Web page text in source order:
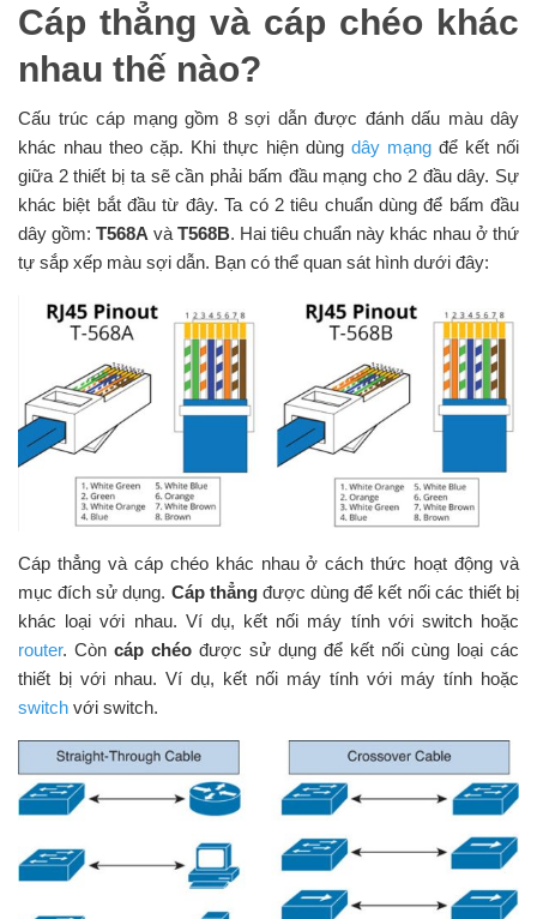
Cáp thẳng và cáp chéo khác
nhau thế nào?
Cấu trúc cáp mạng gồm 8 sợi dẫn được đánh dấu màu dây
khác nhau theo cặp. Khi thực hiện dùng dây mạng để kết nối
giữa 2 thiết bị ta sẽ cần phải bấm đầu mạng cho 2 đầu dây. Sự
khác biệt bắt đầu từ đây. Ta có 2 tiêu chuẩn dùng để bấm đầu
dây gồm: T568A và T568B. Hai tiêu chuẩn này khác nhau ở thứ
tự sắp xếp màu sợi dẫn. Bạn có thể quan sát hình dưới đây:
Cáp thẳng và cáp chéo khác nhau ở cách thức hoạt động và
mục đích sử dụng. Cáp thẳngđược dùng để kết nối các thiết bị
khác loại với nhau. Ví dụ, kết nối máy tính với switch hoặc
router. Còn cáp chéo được sử dụng để kết nối cùng loại các
thiết bị với nhau. Ví dụ, kết nối máy tính với máy tính hoặc
switch với switch.